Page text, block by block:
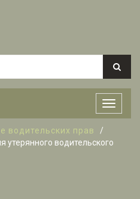
водительских прав
утерянного водительского